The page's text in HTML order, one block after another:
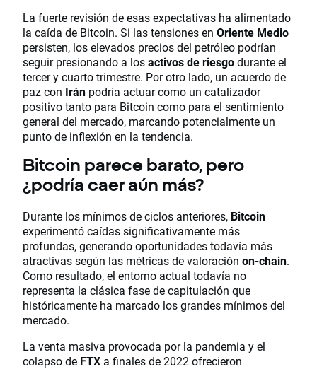
La fuerte revisión de esas expectativas ha alimentado
la caída de Bitcoin. Si las tensiones en Oriente Medio
persisten, los elevados precios del petróleo podrían
seguir presionando a losactivos de riesgodurante el
tercer y cuarto trimestre. Por otro lado, un acuerdo de
paz con Irán podría actuar como un catalizador
positivo tanto para Bitcoin como para el sentimiento
general del mercado, marcando potencialmente un
punto de inflexión en la tendencia.
Bitcoin parece barato, pero
¿podría caer aún más?
Durante los mínimos de ciclos anteriores, Bitcoin
experimentó caídas significativamente más
profundas, generando oportunidades todavía más
atractivas según las métricas de valoración on-chain.
Como resultado, el entorno actual todavía no
representa la clásica fase de capitulación que
históricamente ha marcado los grandes mínimos del
mercado.
La venta masiva provocada por la pandemia y el
colapso de FTX a finales de 2022 ofrecieron